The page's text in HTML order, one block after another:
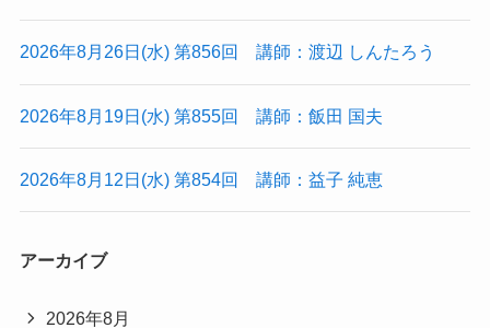
2026年8月26日(水) 第856回 講師：渡辺 しんたろう
2026年8月19日(水) 第855回 講師：飯田 国夫
2026年8月12日(水) 第854回 講師：益子 純恵
アーカイブ
2026年8月